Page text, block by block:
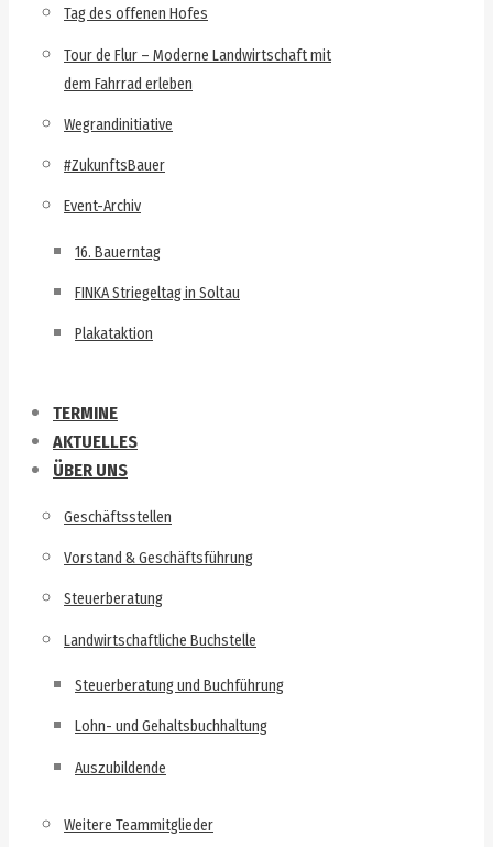
Tag des offenen Hofes
Tour de Flur – Moderne Landwirtschaft mit
dem Fahrrad erleben
Wegrandinitiative
#ZukunftsBauer
Event-Archiv
16. Bauerntag
FINKA Striegeltag in Soltau
Plakataktion
TERMINE
AKTUELLES
ÜBER UNS
Geschäftsstellen
Vorstand & Geschäftsführung
Steuerberatung
Landwirtschaftliche Buchstelle
Steuerberatung und Buchführung
Lohn- und Gehaltsbuchhaltung
Auszubildende
Weitere Teammitglieder